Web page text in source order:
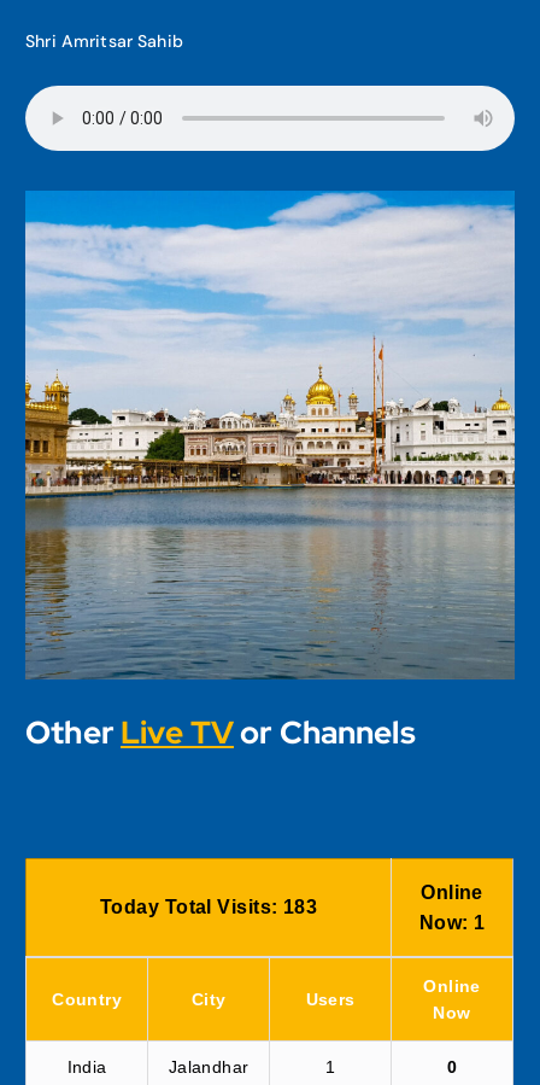
Shri Amritsar Sahib
Other Live TVor Channels
Today Total Visits: 183
Online
Now: 1
Country City Users
Online
Now
India Jalandhar 1 0